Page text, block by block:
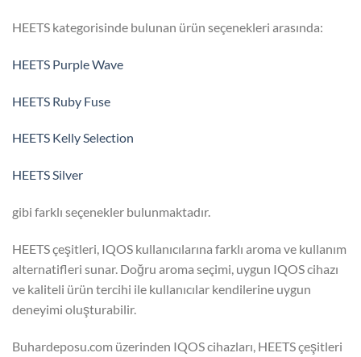
HEETS kategorisinde bulunan ürün seçenekleri arasında:
HEETS Purple Wave
HEETS Ruby Fuse
HEETS Kelly Selection
HEETS Silver
gibi farklı seçenekler bulunmaktadır.
HEETS çeşitleri, IQOS kullanıcılarına farklı aroma ve kullanım
alternatifleri sunar. Doğru aroma seçimi, uygun IQOS cihazı
ve kaliteli ürün tercihi ile kullanıcılar kendilerine uygun
deneyimi oluşturabilir.
Buhardeposu.com üzerinden IQOS cihazları, HEETS çeşitleri